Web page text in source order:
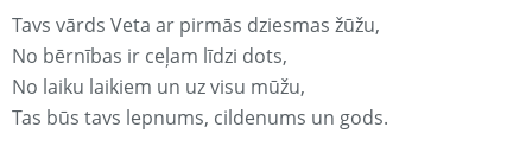
Tavs vārds Veta ar pirmās dziesmas žūžu,
No bērnības ir ceļam līdzi dots,
No laiku laikiem un uz visu mūžu,
Tas būs tavs lepnums, cildenums un gods.